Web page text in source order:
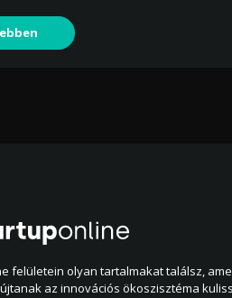
felületein olyan tartalmakat találsz,
az innovációs ökoszisztéma